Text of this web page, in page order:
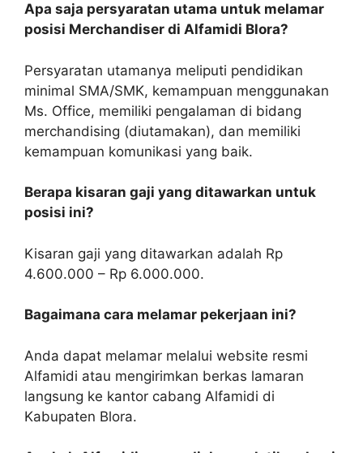
Apa saja persyaratan utama untuk melamar
posisi Merchandiser di Alfamidi Blora?
Persyaratan utamanya meliputi pendidikan
minimal SMA/SMK, kemampuan menggunakan
Ms. Office, memiliki pengalaman di bidang
merchandising (diutamakan), dan memiliki
kemampuan komunikasi yang baik.
Berapa kisaran gaji yang ditawarkan untuk
posisi ini?
Kisaran gaji yang ditawarkan adalah Rp
4.600.000 – Rp 6.000.000.
Bagaimana cara melamar pekerjaan ini?
Anda dapat melamar melalui website resmi
Alfamidi atau mengirimkan berkas lamaran
langsung ke kantor cabang Alfamidi di
Kabupaten Blora.